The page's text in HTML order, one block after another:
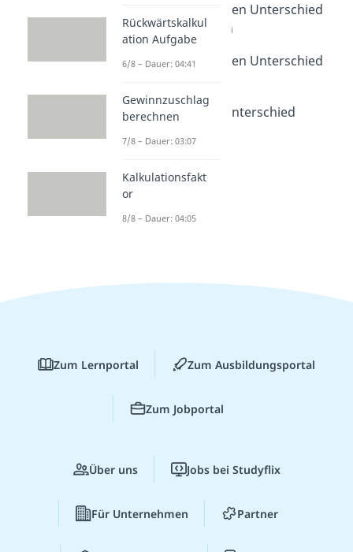
Aufwand und Kosten Unterschied
Verständnisfragen
Dauer: 04:24
Aufwand und Kosten Unterschied
Dauer: 03:40
Ertrag und Erlös Unterschied
Leistungen
Rückwärtskalkul
ation Aufgabe
6/8 – Dauer: 04:41
Gewinnzuschlag
berechnen
7/8 – Dauer: 03:07
Kalkulationsfakt
or
8/8 – Dauer: 04:05
Zum Lernportal Zum Ausbildungsportal
Zum Jobportal
Über uns Jobs bei Studyflix
Für Unternehmen Partner